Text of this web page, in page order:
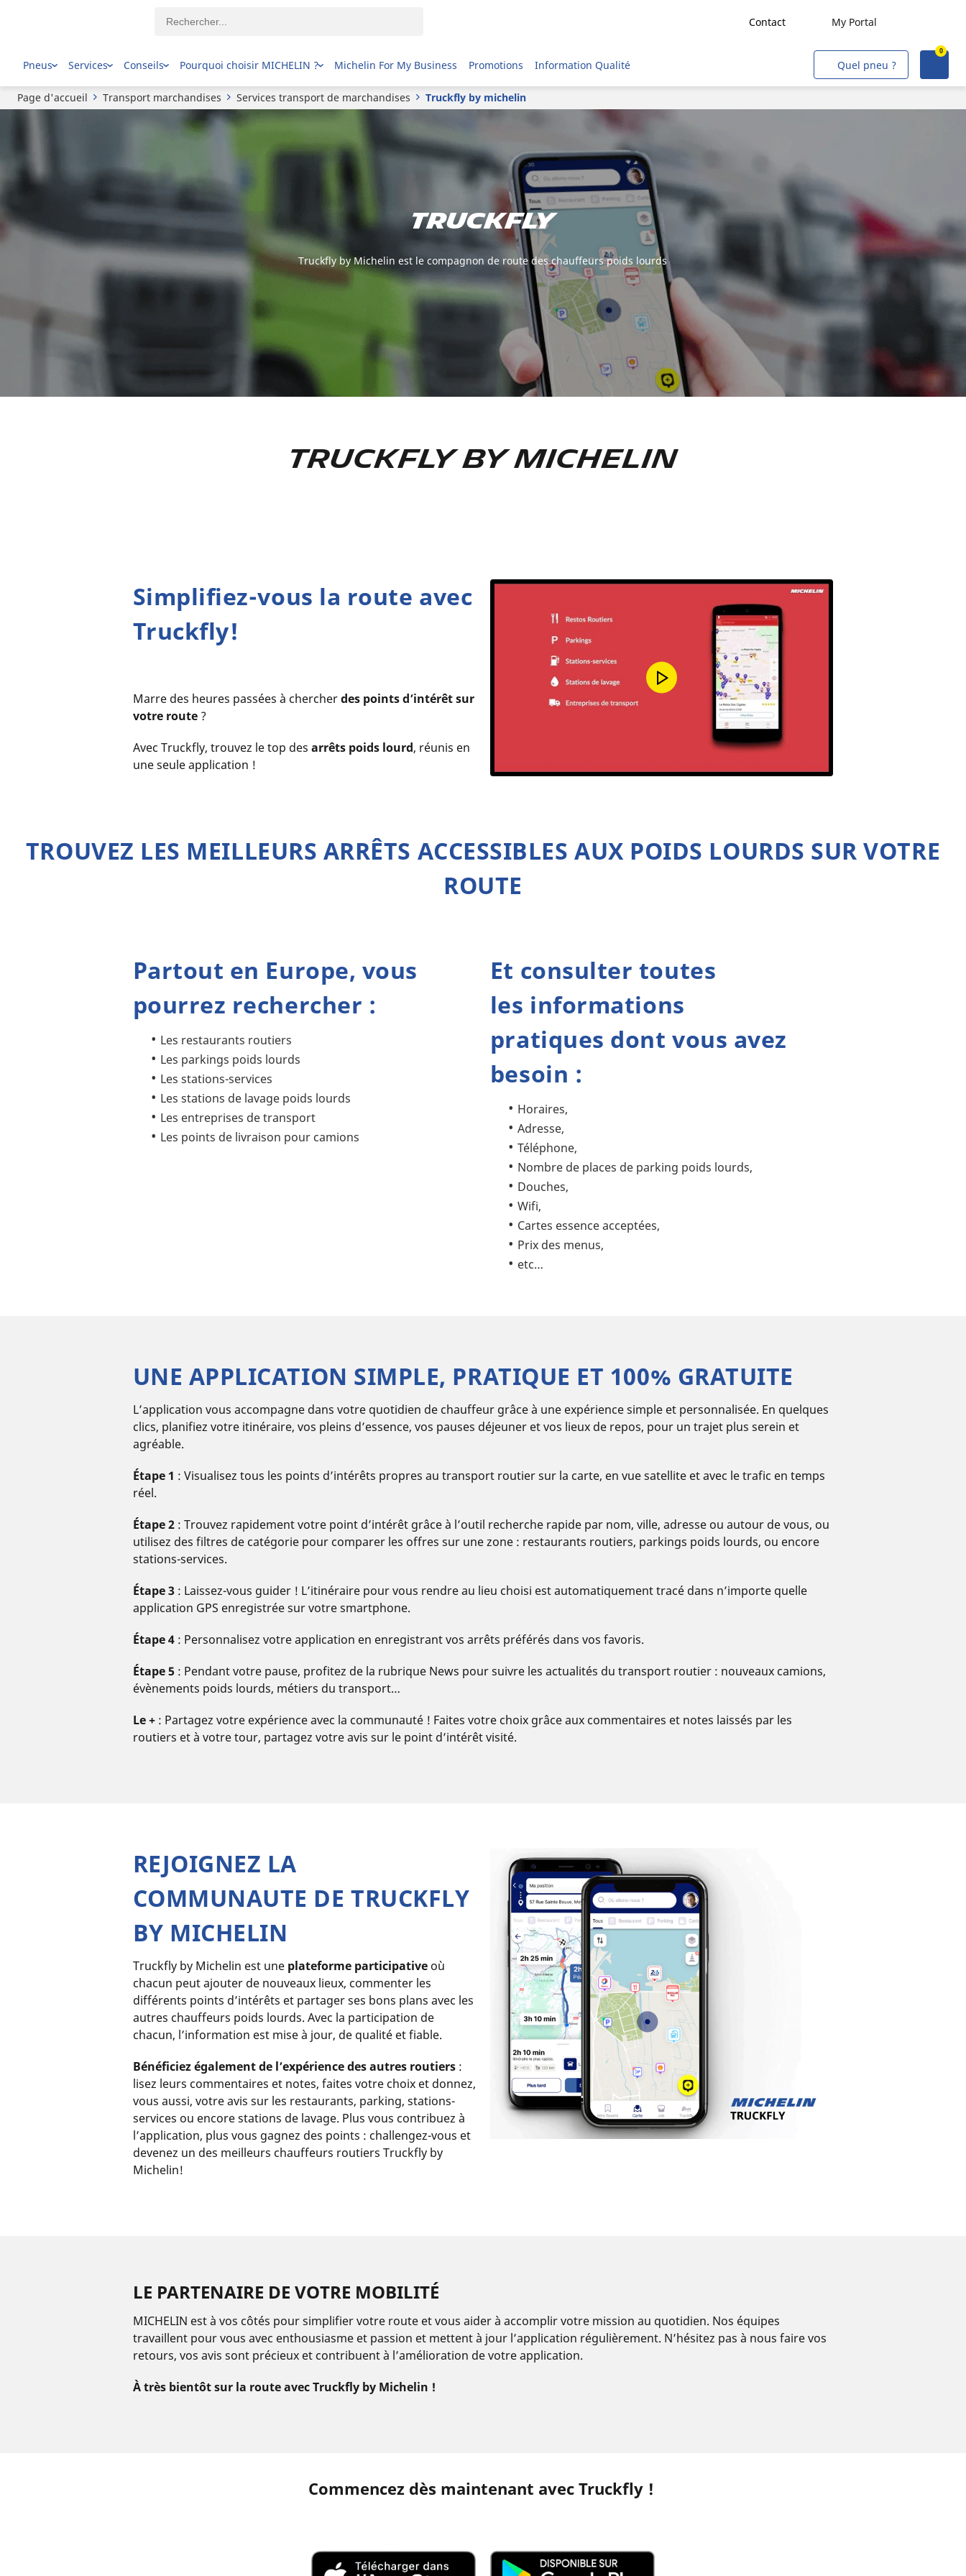
Contact My Portal
Transport de marchandises
Transport de personnes
Mines & Carrières
Artisans & Commerçants
Intervention Civile/Militaire
Aviation
Métro
Auto & SUV
Moto & scooter
0
Pneus Services Conseils Pourquoi choisir MICHELIN ? Michelin For My Business Promotions Information Qualité Quel pneu ?
Page d'accueil Transport marchandises Services transport de marchandises Truckfly by michelin
TruckFly
Truckfly by Michelin est le compagnon de route des chauffeurs poids lourds
TRUCKFLY by Michelin
Simplifiez-vous la route avec
Truckfly!
Marre des heures passées à chercherdes points d’intérêt sur
votre route ?
Avec Truckfly, trouvez le top des arrêts poids lourd, réunis en
une seule application !
TROUVEZ LES MEILLEURS ARRÊTS ACCESSIBLES AUX POIDS LOURDS SUR VOTRE
ROUTE
Partout en Europe, vous
pourrez rechercher :
Les restaurants routiers
Les parkings poids lourds
Les stations-services
Les stations de lavage poids lourds
Les entreprises de transport
Les points de livraison pour camions
Et consulter toutes
les informations
pratiques dont vous avez
besoin :
Horaires,
Adresse,
Téléphone,
Nombre de places de parking poids lourds,
Douches,
Wifi,
Cartes essence acceptées,
Prix des menus,
etc…
UNE APPLICATION SIMPLE, PRATIQUE ET 100% GRATUITE
L’application vous accompagne dans votre quotidien de chauffeur grâce à une expérience simple et personnalisée. En quelques
clics, planifiez votre itinéraire, vos pleins d’essence, vos pauses déjeuner et vos lieux de repos, pour un trajet plus serein et
agréable.
Étape 1 : Visualisez tous les points d’intérêts propres au transport routier sur la carte, en vue satellite et avec le trafic en temps
réel.
Étape 2 : Trouvez rapidement votre point d’intérêt grâce à l’outil recherche rapide par nom, ville, adresse ou autour de vous, ou
utilisez des filtres de catégorie pour comparer les offres sur une zone : restaurants routiers, parkings poids lourds, ou encore
stations-services.
Étape 3 : Laissez-vous guider ! L’itinéraire pour vous rendre au lieu choisi est automatiquement tracé dans n’importe quelle
application GPS enregistrée sur votre smartphone.
Étape 4: Personnalisez votre application en enregistrant vos arrêts préférés dans vos favoris.
Étape 5: Pendant votre pause, profitez de la rubrique News pour suivre les actualités du transport routier : nouveaux camions,
évènements poids lourds, métiers du transport…
Le +: Partagez votre expérience avec la communauté ! Faites votre choix grâce aux commentaires et notes laissés par les
routiers et à votre tour, partagez votre avis sur le point d’intérêt visité.
REJOIGNEZ LA
COMMUNAUTE DE TRUCKFLY
BY MICHELIN
Truckfly by Michelin est une plateforme participativeoù
chacun peut ajouter de nouveaux lieux, commenter les
différents points d’intérêts et partager ses bons plans avec les
autres chauffeurs poids lourds. Avec la participation de
chacun, l’information est mise à jour, de qualité et fiable.
Bénéficiez également de l’expérience des autres routiers:
lisez leurs commentaires et notes, faites votre choix et donnez,
vous aussi, votre avis sur les restaurants, parking, stations-
services ou encore stations de lavage. Plus vous contribuez à
l’application, plus vous gagnez des points : challengez-vous et
devenez un des meilleurs chauffeurs routiers Truckfly by
Michelin!
LE PARTENAIRE DE VOTRE MOBILITÉ
MICHELIN est à vos côtés pour simplifier votre route et vous aider à accomplir votre mission au quotidien. Nos équipes
travaillent pour vous avec enthousiasme et passion et mettent à jour l’application régulièrement. N’hésitez pas à nous faire vos
retours, vos avis sont précieux et contribuent à l’amélioration de votre application.
À très bientôt sur la route avec Truckfly by Michelin !
Commencez dès maintenant avec Truckfly !